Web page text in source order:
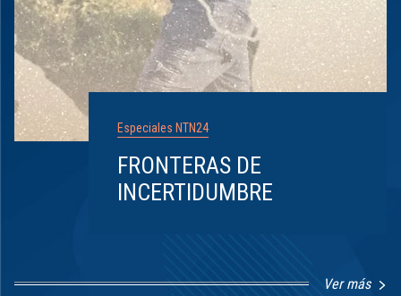
Especiales NTN24
FRONTERAS DE
INCERTIDUMBRE
Ver más